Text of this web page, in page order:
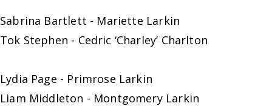
Sabrina Bartlett - Mariette Larkin
Tok Stephen - Cedric ‘Charley’ Charlton
Lydia Page - Primrose Larkin
Liam Middleton - Montgomery Larkin